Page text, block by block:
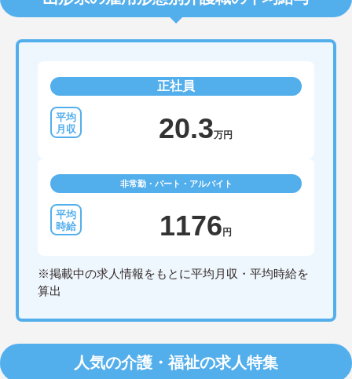
正社員
20.3万円
非常勤・パート・アルバイト
1176円
※掲載中の求人情報をもとに平均月収・平均時給を
算出
人気の介護・福祉の求人特集